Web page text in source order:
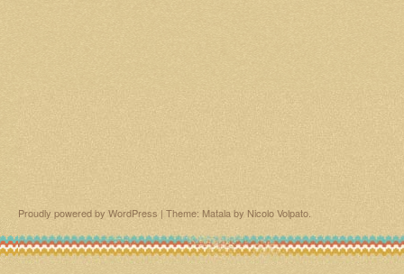
Proudly powered by WordPress | Theme: Matala by Nicolo Volpato